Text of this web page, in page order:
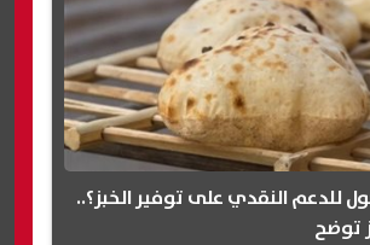
للدعم النقدي على توفير الخبز؟..
توضح